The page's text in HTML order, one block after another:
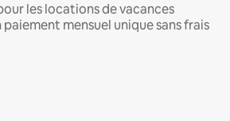
les locations de vacances
mensuel unique sans frais